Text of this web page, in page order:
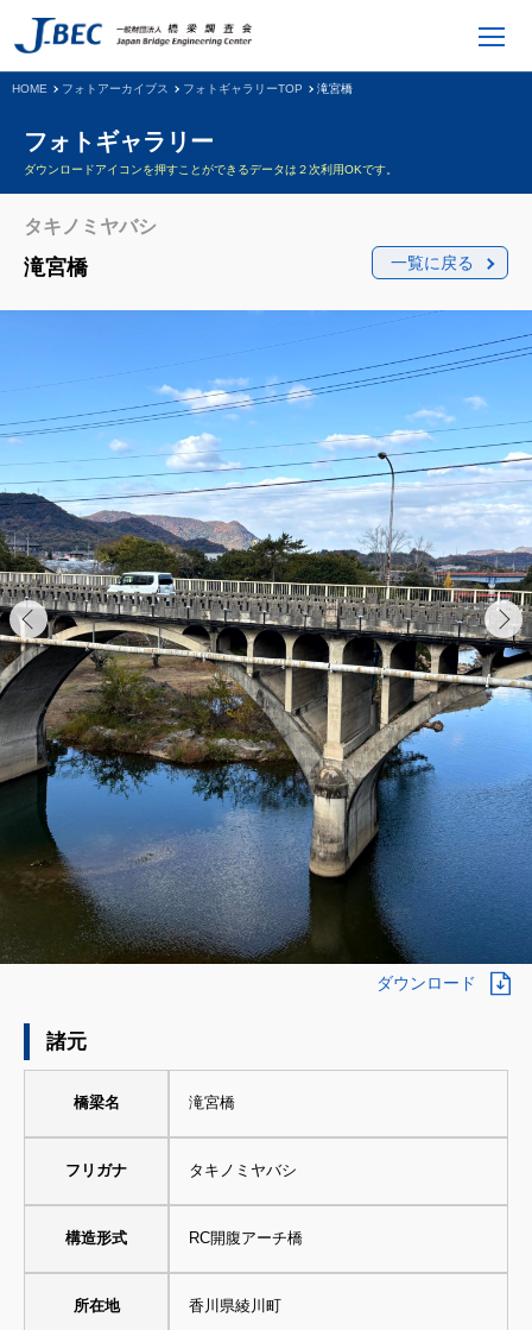
HOME フォトアーカイブス フォトギャラリーTOP 滝宮橋
フォトギャラリー
ダウンロードアイコンを押すことができるデータは２次利用OKです。
一覧に戻る
タキノミヤバシ
滝宮橋
ダウンロード
諸元
橋梁名 滝宮橋
フリガナ タキノミヤバシ
構造形式 RC開腹アーチ橋
所在地 香川県綾川町